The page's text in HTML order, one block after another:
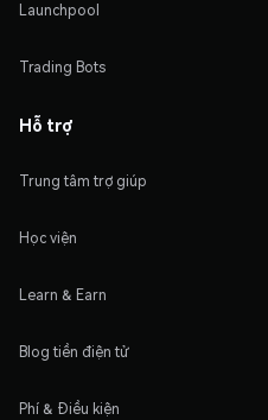
Launchpool
Trading Bots
Hỗ trợ
Trung tâm trợ giúp
Học viện
Learn & Earn
Blog tiền điện tử
Phí & Điều kiện